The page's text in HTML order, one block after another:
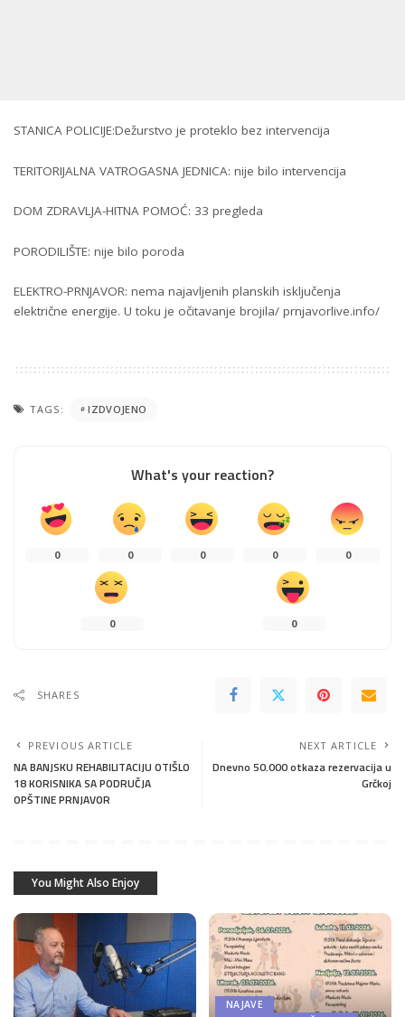
STANICA POLICIJE:Dežurstvo je proteklo bez intervencija
TERITORIJALNA VATROGASNA JEDNICA: nije bilo intervencija
DOM ZDRAVLJA-HITNA POMOĆ: 33 pregleda
PORODILIŠTE: nije bilo poroda
ELEKTRO-PRNJAVOR: nema najavljenih planskih isključenja
električne energije. U toku je očitavanje brojila/ prnjavorlive.info/
TAGS: IZDVOJENO
What's your reaction?
0 0 0 0 0
0 0
SHARES
PREVIOUS ARTICLE
NA BANJSKU REHABILITACIJU OTIŠLO
18 KORISNIKA SA PODRUČJA
OPŠTINE PRNJAVOR
NEXT ARTICLE
Dnevno 50.000 otkaza rezervacija u
Grčkoj
You Might Also Enjoy
NAJAVE